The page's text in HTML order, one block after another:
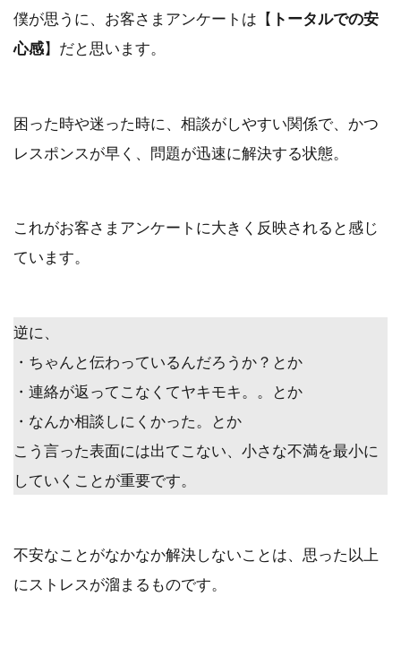
僕が思うに、 お客さまアンケートは【 トータルでの安
心感】 だと思います。
困った時や迷った時に、 相談がしやすい関係で、かつ
レスポンスが早く、問題が迅速に解決する状態。
これがお客さまアンケートに大きく反映されると感じ
ています。
逆に、
・ちゃんと伝わっているんだろうか？とか
・連絡が返ってこなくてヤキモキ。。とか
・なんか相談しにくかった。とか
こう言った表面には出てこない、小さな不満を最小に
していくことが重要です。
不安なことがなかなか解決しないことは、思った以上
にストレスが溜まるものです。